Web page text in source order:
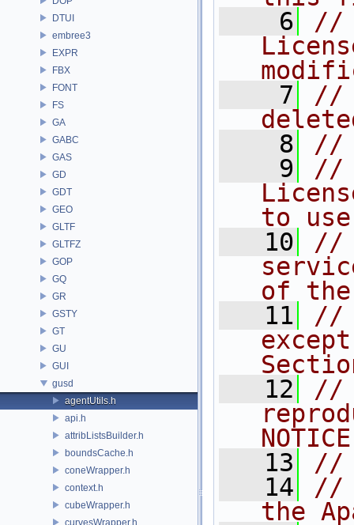
DTUI
embree3
EXPR
FBX
FONT
FS
GA
GABC
GAS
GD
GDT
GEO
GLTF
GLTFZ
GOP
GQ
GR
GSTY
GT
GU
GUI
gusd
agentUtils.h
api.h
attribListsBuilder.h
boundsCache.h
coneWrapper.h
context.h
cubeWrapper.h
curvesWrapper.h
    6
//
    7
//
    8
//
    9
//
to
   10
//
of
   11
//
   12
//
   13
//
   14
//
the